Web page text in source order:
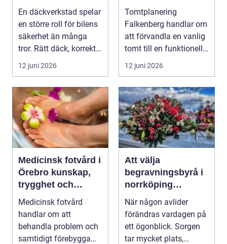
En däckverkstad spelar
en större roll för bilens
säkerhet än många
tror. Rätt däck, korrekt
monterin...
12 juni 2026
genomtänkt
trädgård som
håller över tid
Tomtplanering
Falkenberg handlar om
att förvandla en vanlig
tomt till en funktionell,
vacker oc...
12 juni 2026
Medicinsk fotvård i
Örebro kunskap,
trygghet och
vardagskomfort
Medicinsk fotvård
handlar om att
behandla problem och
samtidigt förebygga
Att välja
begravningsbyrå i
norrköping
trygghet, stöd och
praktisk hjälp
När någon avlider
förändras vardagen på
ett ögonblick. Sorgen
tar mycket plats,